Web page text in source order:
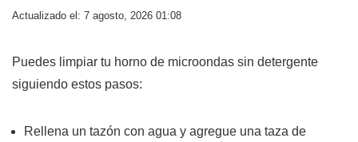
Actualizado el: 7 agosto, 2026 01:08
Puedes limpiar tu horno de microondas sin detergente
siguiendo estos pasos:
Rellena un tazón con agua y agregue una taza de